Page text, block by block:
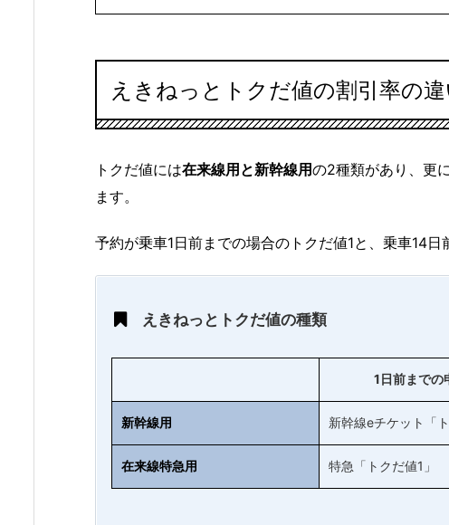
えきねっとトクだ値の割引率の
トクだ値には在来線用と新幹線用の2種類があり、更
ます。
予約が乗車1日前までの場合のトクだ値1と、乗車14日
えきねっとトクだ値の種類
1日前までの
新幹線用 新幹線eチケット「ト
在来線特急用 特急「トクだ値1」